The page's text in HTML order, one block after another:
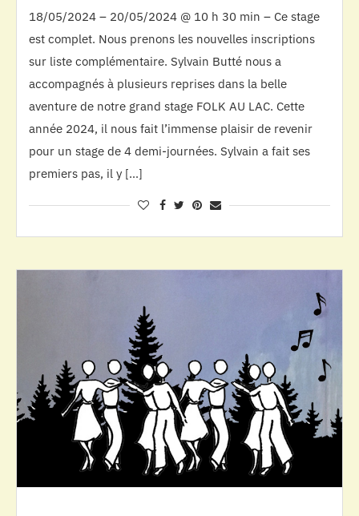
18/05/2024 – 20/05/2024 @ 10 h 30 min – Ce stage
est complet. Nous prenons les nouvelles inscriptions
sur liste complémentaire. Sylvain Butté nous a
accompagnés à plusieurs reprises dans la belle
aventure de notre grand stage FOLK AU LAC. Cette
année 2024, il nous fait l’immense plaisir de revenir
pour un stage de 4 demi-journées. Sylvain a fait ses
premiers pas, il y […]